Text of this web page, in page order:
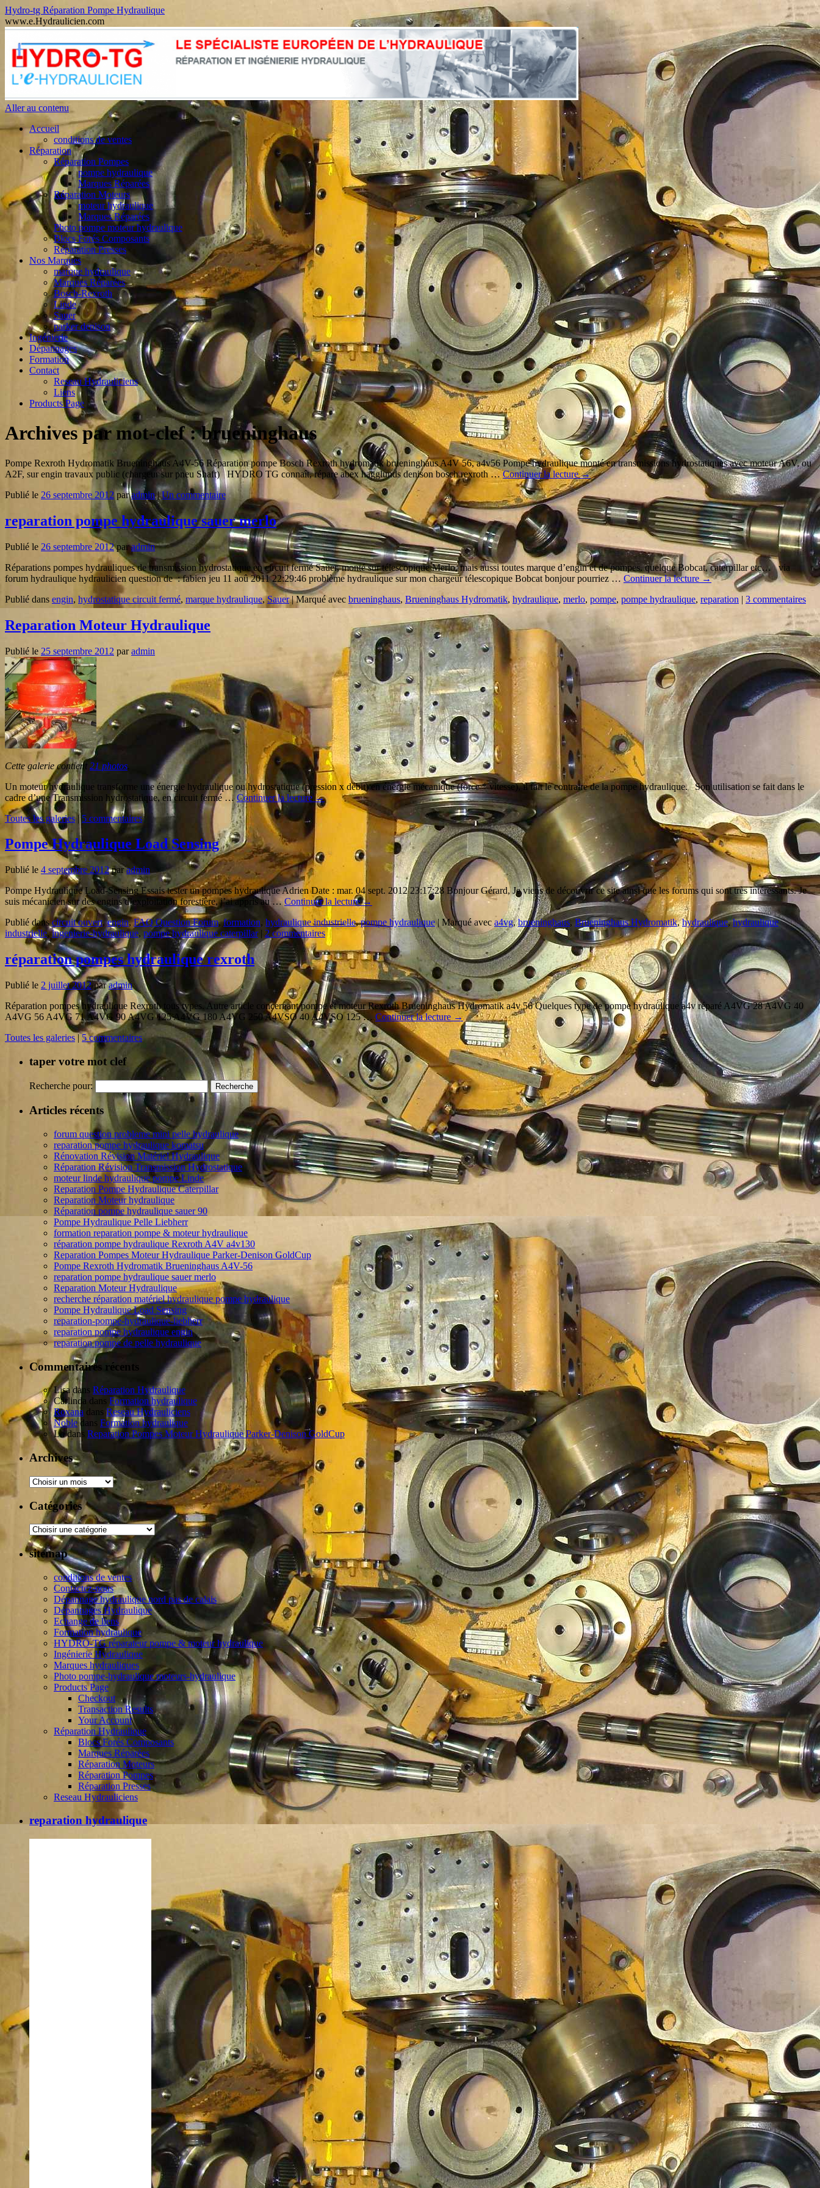
Hydro-tg Réparation Pompe Hydraulique
www.e.Hydraulicien.com
Aller au contenu
Accueil
conditions de ventes
Réparation
Réparation Pompes
pompe hydraulique
Marques Réparées
Réparation Moteurs
moteur hydraulique
Marques Réparées
Photo pompe moteur hydraulique
Blocs Forés Composants
Réparation Presses
Nos Marques
marque hydraulique
Marques Réparées
Bosch-Rexroth
Linde
Sauer
parker denison
Ingénierie
Dépannages
Formation
Contact
Reseau Hydrauliciens
Liens
Products Page
Archives par mot-clef :brueninghaus
Pompe Rexroth Hydromatik Brueninghaus A4V-56 Réparation pompe Bosch Rexroth hydromatik brueninghaus A4V 56, a4v56 Pompe hydraulique monté en transmissions hydrostatiques avec moteur A6V, ou
A2F, sur engin travaux public (chargeur sur pneu Shaft) HYDRO TG connaît, répare abex hagglunds denison bosch rexroth …Continuer la lecture→
Publié le 26 septembre 2012 par admin | Un commentaire
reparation pompe hydraulique sauer merlo
Publié le 26 septembre 2012 par admin
Réparations pompes hydrauliques de transmission hydrostatique en circuit fermé Sauer, monté sur télescopique Merlo, mais aussi toutes marque d’engin et de pompes. quelque Bobcat, caterpillar etc… via
forum hydraulique hydraulicien question de : fabien jeu 11 aoû 2011 22:29:46 problème hydraulique sur mon chargeur télescopique Bobcat bonjour pourriez … Continuer la lecture →
Publié dans engin, hydrostatique circuit fermé, marque hydraulique,Sauer | Marqué avec brueninghaus, Brueninghaus Hydromatik, hydraulique, merlo, pompe, pompe hydraulique, reparation | 3 commentaires
Reparation Moteur Hydraulique
Publié le 25 septembre 2012 par admin
Cette galerie contient 21 photos.
Un moteur hydraulique transforme une énergie hydraulique ou hydrostatique (pression x débit) en énergie mécanique (force * vitesse), il fait le contraire de la pompe hydraulique. Son utilisation se fait dans le
cadre d’une Transmission hydrostatique, en circuit fermé …Continuer la lecture→
Toutes les galeries | 5 commentaires
Pompe Hydraulique Load Sensing
Publié le 4 septembre 2012 par admin
Pompe Hydraulique Load-Sensing Essais tester un pompes hydraulique Adrien Date : mar. 04 sept. 2012 23:17:28 Bonjour Gérard, Je viens de découvrir ce site ainsi que les forums qui sont très intéressants. Je
suis mécanicien sur des engins d’exploitation forestière, j’ai appris au …Continuer la lecture→
Publié dans circuit ouvert,engin,FAQ Question Forum,formation, hydraulique industrielle,pompe hydraulique | Marqué avec a4vg,brueninghaus,Brueninghaus Hydromatik,hydraulique,hydraulique
industrielle,ingenierie-hydraulique, pompe hydraulique caterpillar | 2 commentaires
réparation pompes hydraulique rexroth
Publié le 2 juillet 2012 par admin
Réparation pompes hydraulique Rexroth tous types. Autre article concernant pompe et moteur Rexroth Brueninghaus Hydromatik a4v 56 Quelques type de pompe hydraulique a4v réparé A4VG 28 A4VG 40
A4VG 56 A4VG 71 A4VG 90 A4VG 125 A4VG 180 A4VG 250 A4VSO 40 A4VSO 125 … Continuer la lecture →
Toutes les galeries | 5 commentaires
taper votre mot clef
Recherche pour:
Articles récents
forum question probleme mini pelle hydraulique
reparation pompe hydraulique komatsu
Rénovation Révision Matériel Hydraulique
Réparation Révision Transmission Hydrostatique
moteur linde hydraulique pompe Linde
Reparation Pompe Hydraulique Caterpillar
Reparation Moteur hydraulique
Réparation pompe hydraulique sauer 90
Pompe Hydraulique Pelle Liebherr
formation reparation pompe & moteur hydraulique
réparation pompe hydraulique Rexroth A4V a4v130
Reparation Pompes Moteur Hydraulique Parker-Denison GoldCup
Pompe Rexroth Hydromatik Brueninghaus A4V-56
reparation pompe hydraulique sauer merlo
Reparation Moteur Hydraulique
recherche réparation matériel hydraulique pompe hydraulique
Pompe Hydraulique Load Sensing
reparation-pompe-hydraulique-liebherr
reparation pompe hydraulique engin
reparation pompe de pelle hydraulique
Commentaires récents
Lisa dans Réparation Hydraulique
Carlinda dans Formation hydraulique
Roxana dans Reseau Hydrauliciens
Nobledans Formation hydraulique
Lh dans Reparation Pompes Moteur Hydraulique Parker-Denison GoldCup
Archives
Catégories
sitemap
conditions de ventes
Contactez-nous
Dépannage hydraulique nord pas de calais
Dépannages Hydraulique
Echange de liens
Formation hydraulique
HYDRO-TG réparateur pompe & moteur hydraulique
Ingénierie Hydraulique
Marques hydrauliques
Photo pompe-hydraulique moteurs-hydraulique
Products Page
Checkout
Transaction Results
Your Account
Réparation Hydraulique
Blocs Forés Composants
Marques Réparées
Réparation Moteurs
Réparation Pompes
Réparation Presses
Reseau Hydrauliciens
reparation hydraulique